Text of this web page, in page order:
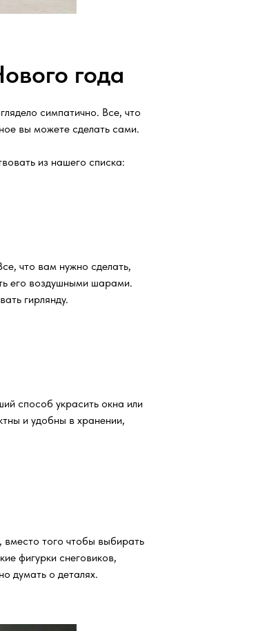
года
симпатично. Все, что
вы можете сделать сами.
из нашего списка:
что вам нужно сделать,
его воздушными шарами.
гирлянду.
способ украсить окна или
и удобны в хранении,
вместо того чтобы выбирать
фигурки снеговиков,
думать о деталях.